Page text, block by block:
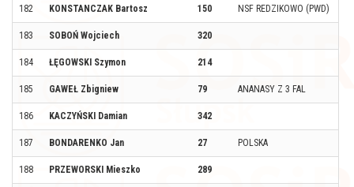
182 KONSTANCZAK Bartosz 150 NSF REDZIKOWO (PWD)
183 SOBOŃ Wojciech 320
184 ŁĘGOWSKI Szymon 214
185 GAWEŁ Zbigniew 79 ANANASY Z 3 FAL
186 KACZYŃSKI Damian 342
187 BONDARENKO Jan 27 POLSKA
188 PRZEWORSKI Mieszko 289